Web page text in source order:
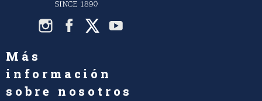
Más
información
sobre nosotros